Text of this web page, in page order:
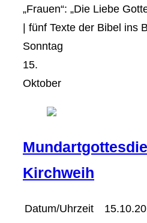
„Frauen“: „Die Liebe
| fünf Texte der Bibel ins
Sonntag
15.
Oktober
Kirchweih
Datum/Uhrzeit